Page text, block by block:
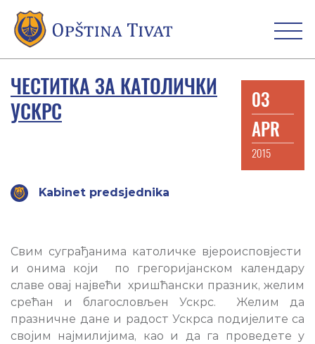
ЧЕСТИТКА ЗА КАТОЛИЧКИ
УСКРС
03
APR
2015
Kabinet predsjednika
Свим суграђанима католичке вјероисповјести
и онима који по грегоријанском календару
славе овај највећи хришћански празник, желим
срећан и благословљен Ускрс. Желим да
празничне дане и радост Ускрса подијелите са
својим најмилијима, као и да га проведете у